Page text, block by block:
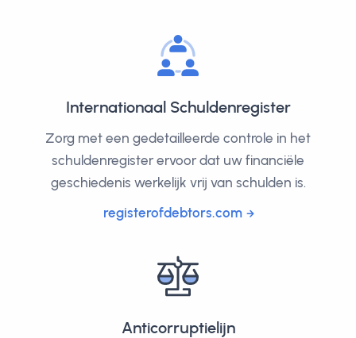
Internationaal Schuldenregister
Zorg met een gedetailleerde controle in het
schuldenregister ervoor dat uw financiële
geschiedenis werkelijk vrij van schulden is.
registerofdebtors.com
Anticorruptielijn